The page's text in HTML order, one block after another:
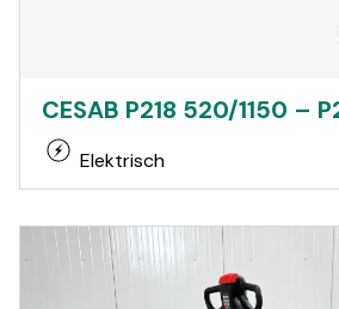
CESAB P218 520/1150 –
Elektrisch